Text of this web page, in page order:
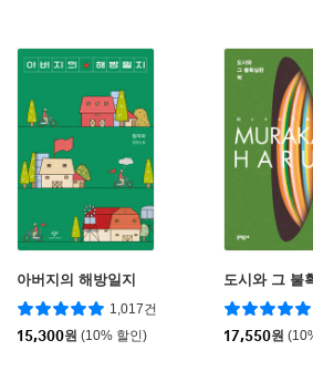
아버지의 해방일지
1,017건
15,300원 (10% 할인)
도시와 그 불
17,550원